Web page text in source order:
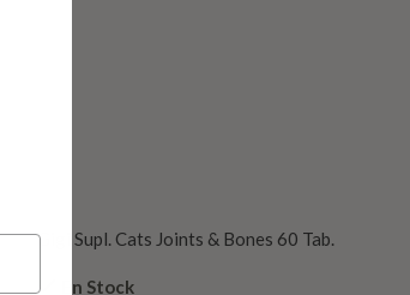
Gigi Supl. Cats Joints & Bones 60 Tab.
En Stock